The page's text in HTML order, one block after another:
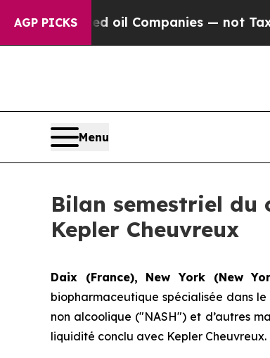
AGP PICKS
oil Companies — not Taxpayers —
Menu
Bilan semestriel
Kepler Cheuvreux
Daix (France), New York (New
biopharmaceutique spécialisée dans
non alcoolique ("NASH") et d’autres
liquidité conclu avec Kepler Cheuvreux.